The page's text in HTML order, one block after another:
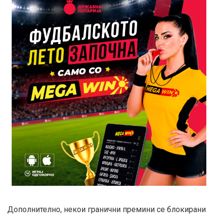
Дополнително, некои гранични премини се блокирани